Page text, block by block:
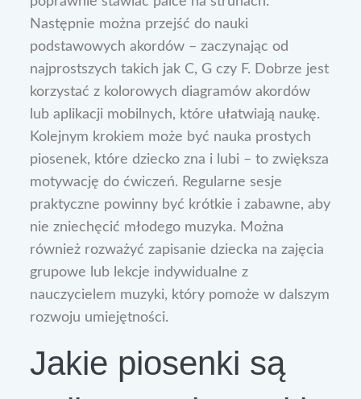
Następnie można przejść do nauki
podstawowych akordów – zaczynając od
najprostszych takich jak C, G czy F. Dobrze jest
korzystać z kolorowych diagramów akordów
lub aplikacji mobilnych, które ułatwiają naukę.
Kolejnym krokiem może być nauka prostych
piosenek, które dziecko zna i lubi – to zwiększa
motywację do ćwiczeń. Regularne sesje
praktyczne powinny być krótkie i zabawne, aby
nie zniechęcić młodego muzyka. Można
również rozważyć zapisanie dziecka na zajęcia
grupowe lub lekcje indywidualne z
nauczycielem muzyki, który pomoże w dalszym
rozwoju umiejętności.
Jakie piosenki są